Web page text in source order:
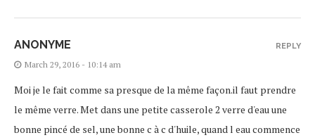
ANONYME
March 29, 2016 - 10:14 am
Moi je le fait comme sa presque de la même façon.il faut prendre
le même verre. Met dans une petite casserole 2 verre d'eau une
bonne pincé de sel, une bonne c à c d'huile, quand l eau commence
REPLY